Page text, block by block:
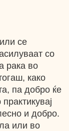
се
со
рака во
како
па добро ќе
и добро.
или во